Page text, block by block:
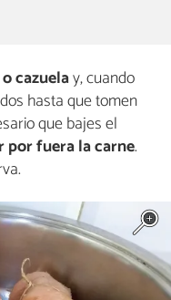
cazuelay, cuando
hasta que tomen
que bajes el
por fuera la carne.